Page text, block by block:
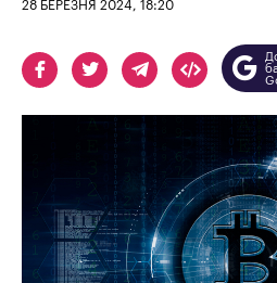
28 БЕРЕЗНЯ 2024, 18:20